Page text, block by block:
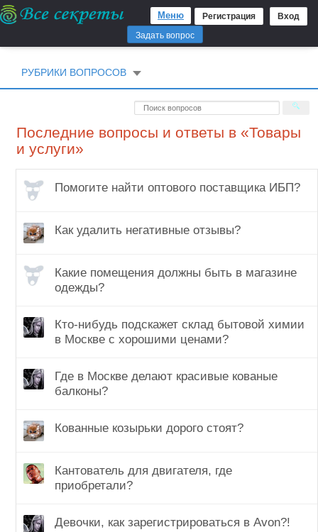
Регистрация Вход
Меню
Задать вопрос
РУБРИКИ ВОПРОСОВ
Последние вопросы и ответы в «Товары
и услуги»
Помогите найти оптового поставщика ИБП?
Как удалить негативные отзывы?
Какие помещения должны быть в магазине
одежды?
Кто-нибудь подскажет склад бытовой химии
в Москве с хорошими ценами?
Где в Москве делают красивые кованые
балконы?
Кованные козырьки дорого стоят?
Кантователь для двигателя, где
приобретали?
Девочки, как зарегистрироваться в Avon?!